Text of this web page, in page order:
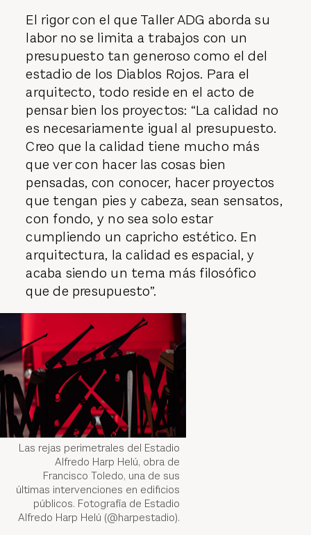
El rigor con el que Taller ADG aborda su
labor no se limita a trabajos con un
presupuesto tan generoso como el del
estadio de los Diablos Rojos. Para el
arquitecto, todo reside en el acto de
pensar bien los proyectos: “La calidad no
es necesariamente igual al presupuesto.
Creo que la calidad tiene mucho más
que ver con hacer las cosas bien
pensadas, con conocer, hacer proyectos
que tengan pies y cabeza, sean sensatos,
con fondo, y no sea solo estar
cumpliendo un capricho estético. En
arquitectura, la calidad es espacial, y
acaba siendo un tema más filosófico
que de presupuesto”.
Las rejas perimetrales del Estadio
Alfredo Harp Helú, obra de
Francisco Toledo, una de sus
últimas intervenciones en edificios
públicos. Fotografía de Estadio
Alfredo Harp Helú (@harpestadio).